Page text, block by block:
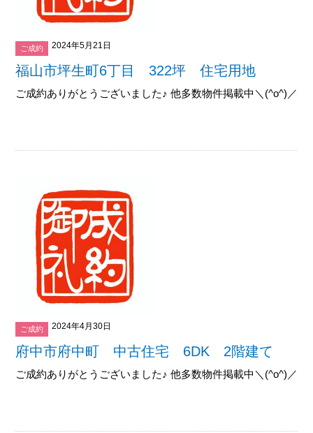
ご成約 2024年5月21日
福山市坪生町6丁目 322坪 住宅用地
ご成約ありがとうございました♪ 他多数物件掲載中＼(^o^)／
ご成約 2024年4月30日
府中市府中町 中古住宅 6DK 2階建て
ご成約ありがとうございました♪ 他多数物件掲載中＼(^o^)／